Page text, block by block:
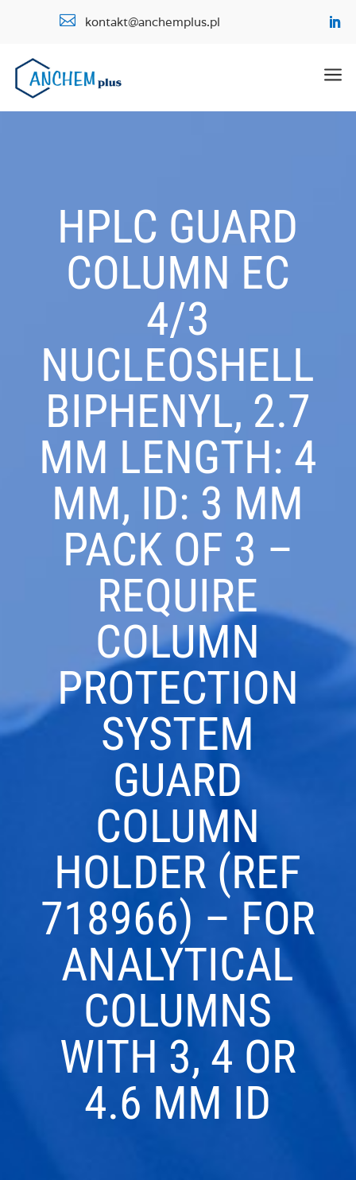
 kontakt@anchemplus.pl
a
HPLC GUARD
COLUMN EC
4/3
NUCLEOSHELL
BIPHENYL, 2.7
ΜM LENGTH: 4
MM, ID: 3 MM
PACK OF 3 –
REQUIRE
COLUMN
PROTECTION
SYSTEM
GUARD
COLUMN
HOLDER (REF
718966) – FOR
ANALYTICAL
COLUMNS
WITH 3, 4 OR
4.6 MM ID